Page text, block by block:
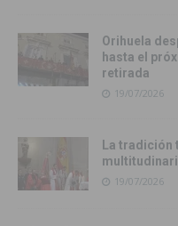
Orihuela
hasta el
retirada
19/07/2026
La tradición
19/07/2026